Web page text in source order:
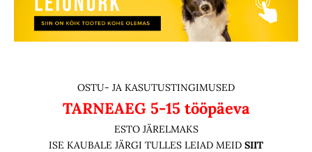
OSTU- JA KASUTUSTINGIMUSED
TARNEAEG 5-15 tööpäeva
ESTO JÄRELMAKS
ISE KAUBALE JÄRGI TULLES LEIAD MEID SIIT